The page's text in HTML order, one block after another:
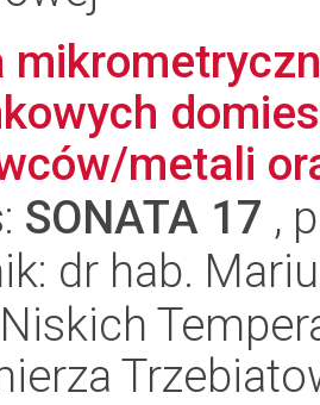
metali
SONATA 17 ,
dr hab.